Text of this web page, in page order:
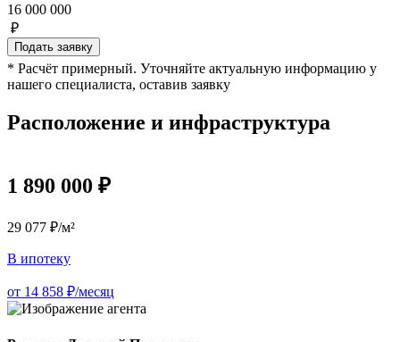
16 000 000
₽
Подать заявку
* Расчёт примерный. Уточняйте актуальную информацию у
нашего специалиста, оставив заявку
Расположение и инфраструктура
1 890 000 ₽
29 077 ₽/м²
В ипотеку
от 14 858 ₽/месяц